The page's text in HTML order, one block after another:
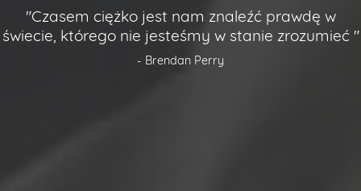
"Czasem ciężko jest nam znaleźć prawdę w
świecie, którego nie jesteśmy w stanie zrozumieć "
- Brendan Perry